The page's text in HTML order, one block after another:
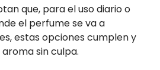
que, para el uso diario o
el perfume se va a
estas opciones cumplen y
sin culpa.